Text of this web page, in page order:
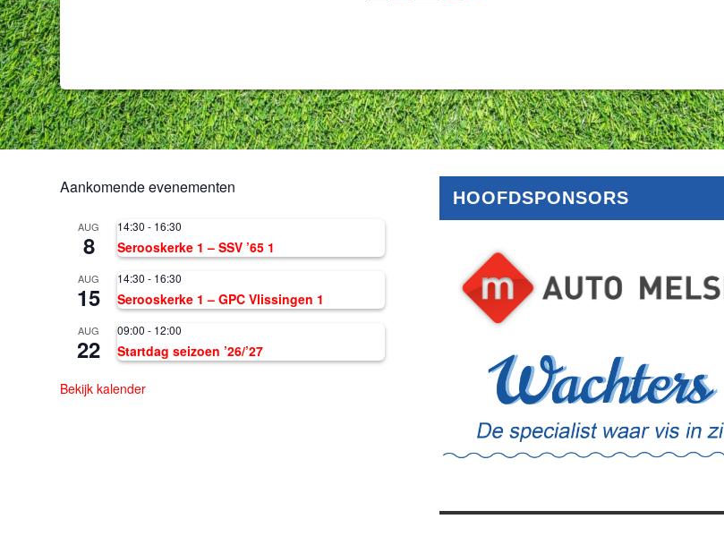
Aankomende evenementen
AUG
8
14:30 - 16:30
Serooskerke 1 – SSV ’65 1
AUG
15
14:30 - 16:30
Serooskerke 1 – GPC Vlissingen 1
AUG
22
09:00 - 12:00
Startdag seizoen ’26/’27
Bekijk kalender
HOOFDSPONSORS